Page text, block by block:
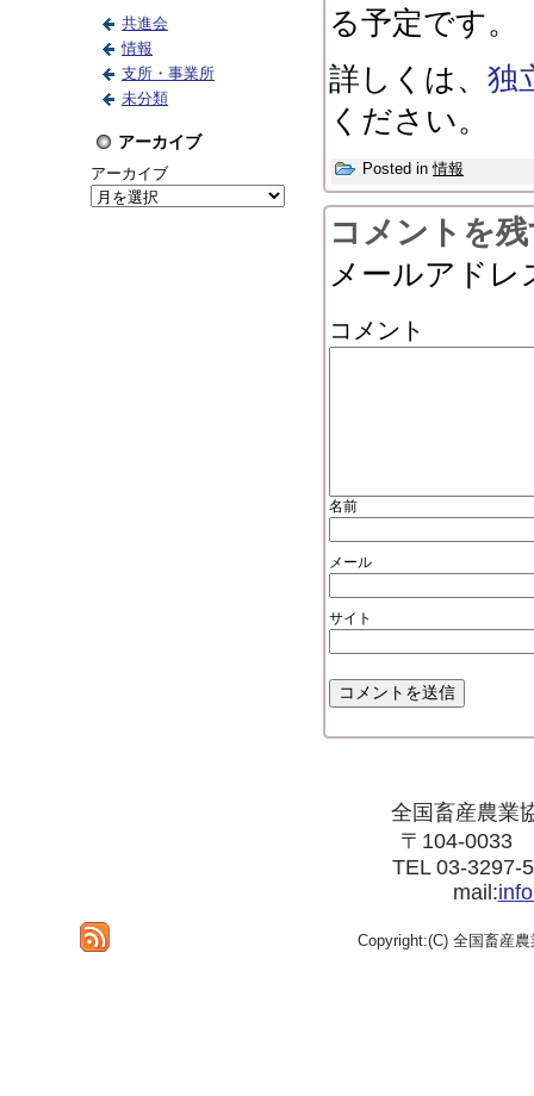
共進会
情報
支所・事業所
未分類
アーカイブ
アーカイブ
る予定です。
詳しくは、 独
ください。
Posted in 情報
コメントを
メールアド
コメント
名前
メール
サイト
全国畜産農業
〒104-0033
TEL 03-
mail:
Copyright:(C) 全国畜産